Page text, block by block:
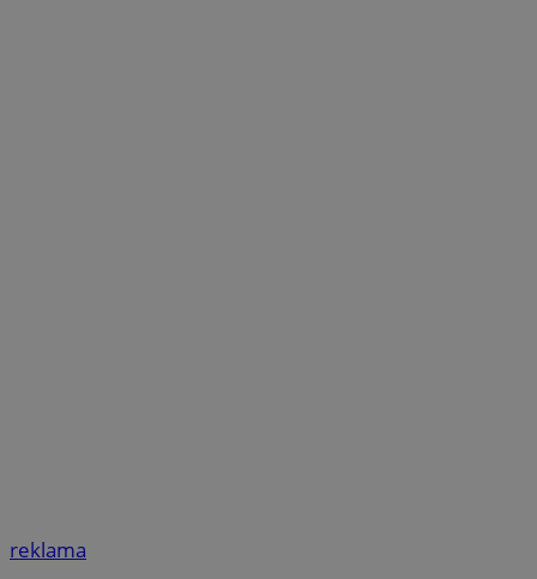
reklama